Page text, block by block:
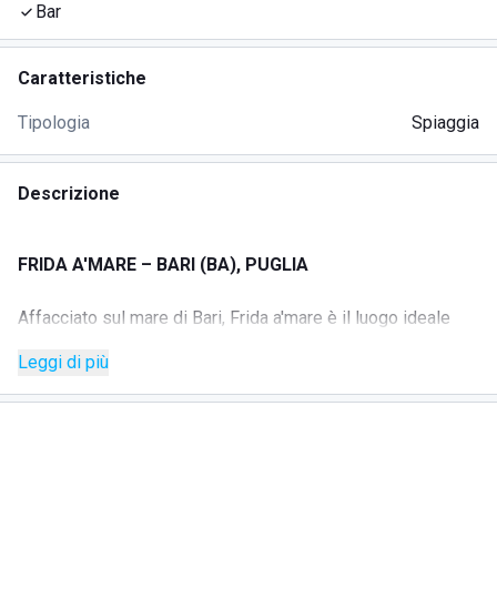
Bar
Caratteristiche
Tipologia Spiaggia
Descrizione
FRIDA A'MARE – BARI (BA), PUGLIA
Affacciato sul mare di Bari, Frida a'mare è il luogo ideale
allontanarsi dalla città. Un ambiente informale e curato,
dove il comfort incontra l'atmosfera autentica del litorale
Leggi di più